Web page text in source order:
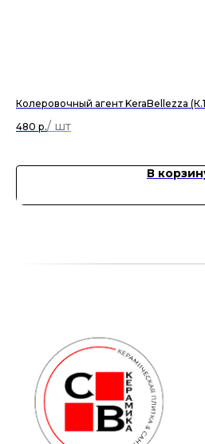
Колеровочный агент KeraBellezza
480 р.
В